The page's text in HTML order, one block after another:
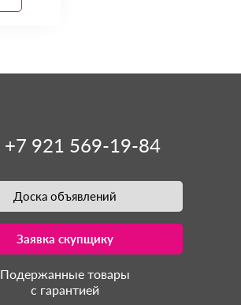
+7 921 569-19-84
Доска объявлений
Заявка скупщику
Подержанные товары
с гарантией